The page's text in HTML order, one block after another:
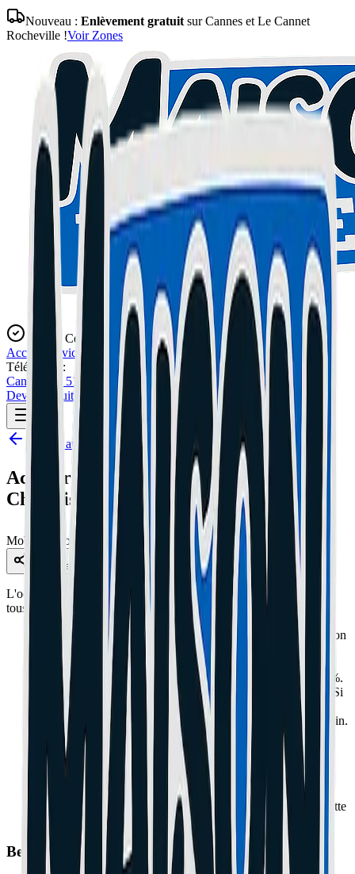
Nouveau : Enlèvement gratuit sur Cannes et Le Cannet
Rocheville !Voir Zones
Expert Certifié
Accueil
Services L'Atelier Contact
Téléphone :
Cannes: 04 51 26 27 50
Le Cannet: 04 51 26 27 51
Devis Gratuit
Retour au blog
Acheter une trottinette d'occasion : La
Checklist Anti-Arnaque
Mobilité 16 oct. 2025 5 min de lecture
Partager
L'occasion, c'est la loterie. Mais voici comment tricher et gagner à
tous les coups.
Le Jeu de Direction :
Freinez de l'avant et poussez le guidon
d'avant en arrière. Si ça claque ("Klong"), la potence ou le
roulement est mort.
La Batterie (Le plus cher) :
Demandez une charge à 100%.
Regardez le voltage sur l'appli (41.5V min pour une 36V). Si
c'est 40V ou moins à pleine charge, elle est fatiguée.
Les Roulements de Roue : Faites tourner les roues à la main.
Ça doit être silencieux. Si ça gronde ("Grrrr"), ils sont
rouillés.
Le Kilométrage :
Attention, un changement de dashboard
remet le compteur à 0 ! L'état des poignées et du grip est un
meilleur indicateur.
Les Vis Foires :
Si les têtes de vis sont arrondies, la trottinette
a été bricolée par un amateur. Fuyez.
Besoin d'un expert à Cannes ou Le Cannet ?